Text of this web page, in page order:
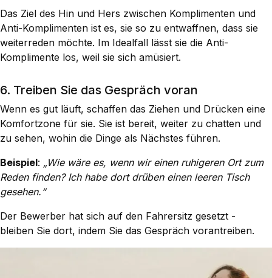
Das Ziel des Hin und Hers zwischen Komplimenten und
Anti-Komplimenten ist es, sie so zu entwaffnen, dass sie
weiterreden möchte. Im Idealfall lässt sie die Anti-
Komplimente los, weil sie sich amüsiert.
6. Treiben Sie das Gespräch voran
Wenn es gut läuft, schaffen das Ziehen und Drücken eine
Komfortzone für sie. Sie ist bereit, weiter zu chatten und
zu sehen, wohin die Dinge als Nächstes führen.
Beispiel: „Wie wäre es, wenn wir einen ruhigeren Ort zum
Reden finden? Ich habe dort drüben einen leeren Tisch
gesehen.“
Der Bewerber hat sich auf den Fahrersitz gesetzt -
bleiben Sie dort, indem Sie das Gespräch vorantreiben.